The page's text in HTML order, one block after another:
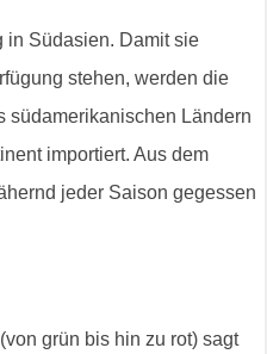
in Südasien. Damit sie
stehen, werden die
südamerikanischen Ländern
importiert. Aus dem
jeder Saison gegessen
grün bis hin zu rot) sagt